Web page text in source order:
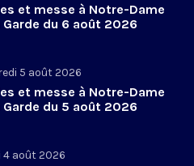
et messe à Notre-Dame
Garde du 6 août 2026
5 août 2026
et messe à Notre-Dame
Garde du 5 août 2026
4 août 2026